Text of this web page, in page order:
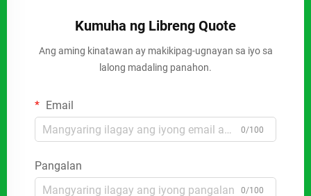
Kumuha ng Libreng Quote
Ang aming kinatawan ay makikipag-ugnayan sa iyo sa
lalong madaling panahon.
Email
0/100
Pangalan
0/100